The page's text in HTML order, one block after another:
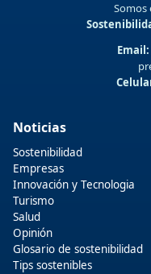
Somos
Email:
Noticias
Sostenibilidad
Empresas
Innovación y Tecnologia
Turismo
Salud
Opinión
Glosario de sostenibilidad
Tips sostenibles